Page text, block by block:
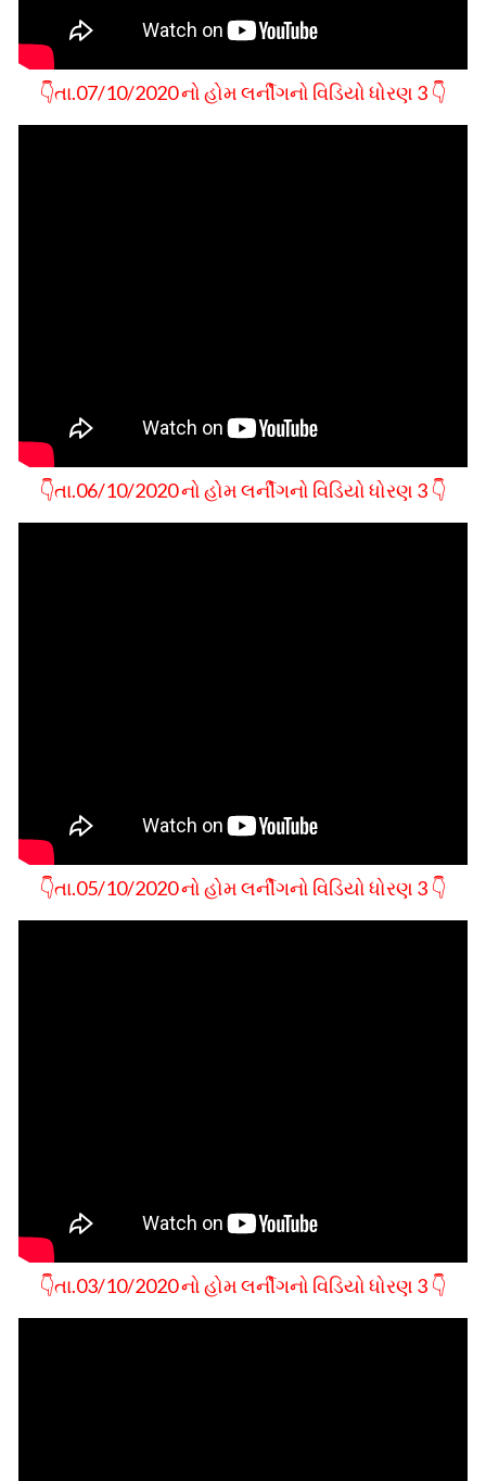
👇તા.07/10/2020 નો હોમ લર્નીગનો વિડિયો ધોરણ 3 👇
👇તા.06/10/2020 નો હોમ લર્નીગનો વિડિયો ધોરણ 3 👇
👇તા.05/10/2020 નો હોમ લર્નીગનો વિડિયો ધોરણ 3 👇
👇તા.03/10/2020 નો હોમ લર્નીગનો વિડિયો ધોરણ 3 👇